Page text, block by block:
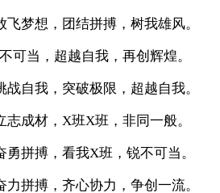
梦想，团结拼搏，树我雄风。
当，超越自我，再创辉煌。
自我，突破极限，超越自我。
成材，X班X班，非同一般。
拼搏，看我X班，锐不可当。
拼搏，齐心协力，争创一流。